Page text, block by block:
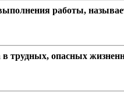
работы,
трудных, опасных